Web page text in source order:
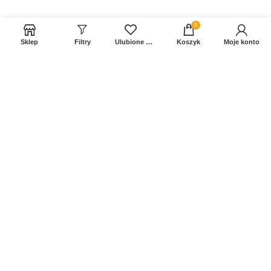
Sklep Filtry Ulubione produkty
0
Koszyk Moje konto